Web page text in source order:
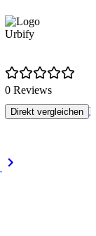
Urbify
0 Reviews
Direkt vergleichen